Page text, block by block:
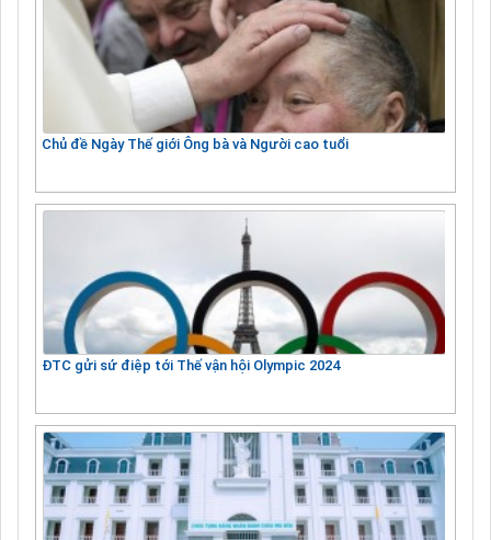
Chủ đề Ngày Thế giới Ông bà và Người cao tuổi
ĐTC gửi sứ điệp tới Thế vận hội Olympic 2024